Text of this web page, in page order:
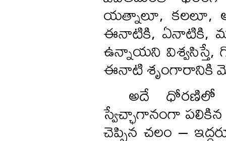
యత్నాలూ, కలలూ,
ఈనాటికి, ఏనాటికి,
ఉన్నాయని విశ్వసిస్తే,
ఈనాటి శృంగారానికి
అదే ధోరణిలో
స్వేచ్ఛాగానంగా పలికిన
చెప్పిన చలం –